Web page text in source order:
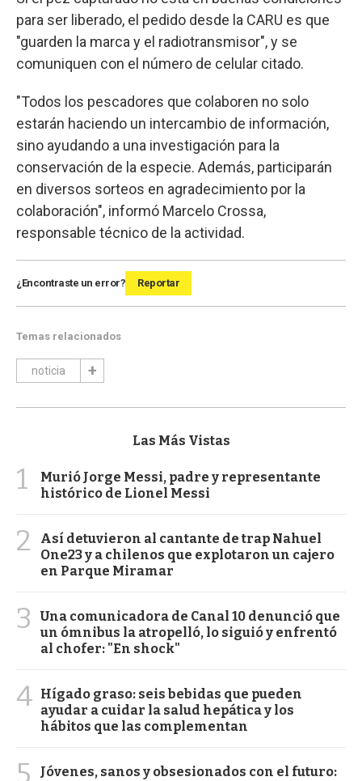
para ser liberado, el pedido desde la CARU es que
"guarden la marca y el radiotransmisor", y se
comuniquen con el número de celular citado.
"Todos los pescadores que colaboren no solo
estarán haciendo un intercambio de información,
sino ayudando a una investigación para la
conservación de la especie. Además, participarán
en diversos sorteos en agradecimiento por la
colaboración", informó Marcelo Crossa,
responsable técnico de la actividad.
¿Encontraste un error? Reportar
Temas relacionados
noticia
Las Más Vistas
1
Murió Jorge Messi, padre y representante
histórico de Lionel Messi
2
Así detuvieron al cantante de trap Nahuel
One23 y a chilenos que explotaron un cajero
en Parque Miramar
3
Una comunicadora de Canal 10 denunció que
un ómnibus la atropelló, lo siguió y enfrentó
al chofer: "En shock"
4 Hígado graso: seis bebidas que pueden
ayudar a cuidar la salud hepática y los
hábitos que las complementan
5
Jóvenes, sanos y obsesionados con el futuro: